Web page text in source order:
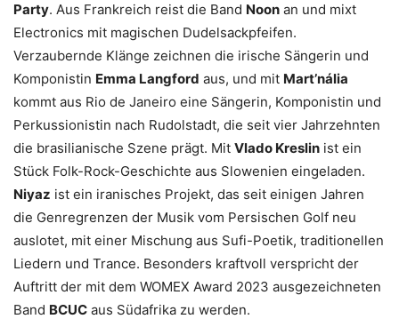
Party. Aus Frankreich reist die Band Noon an und mixt
Electronics mit magischen Dudelsackpfeifen.
Verzaubernde Klänge zeichnen die irische Sängerin und
Komponistin Emma Langford aus, und mit Mart’nália
kommt aus Rio de Janeiro eine Sängerin, Komponistin und
Perkussionistin nach Rudolstadt, die seit vier Jahrzehnten
die brasilianische Szene prägt. Mit Vlado Kreslin ist ein
Stück Folk-Rock-Geschichte aus Slowenien eingeladen.
Niyaz ist ein iranisches Projekt, das seit einigen Jahren
die Genregrenzen der Musik vom Persischen Golf neu
auslotet, mit einer Mischung aus Sufi-Poetik, traditionellen
Liedern und Trance. Besonders kraftvoll verspricht der
Auftritt der mit dem WOMEX Award 2023 ausgezeichneten
Band BCUC aus Südafrika zu werden.